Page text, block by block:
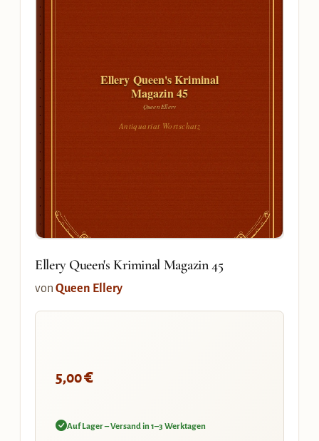
Ellery Queen's Kriminal
Magazin 45
Queen Ellery
Antiquariat Wortschatz
Ellery Queen's Kriminal Magazin 45
von Queen Ellery
5,00€
Auf Lager – Versand in 1–3 Werktagen